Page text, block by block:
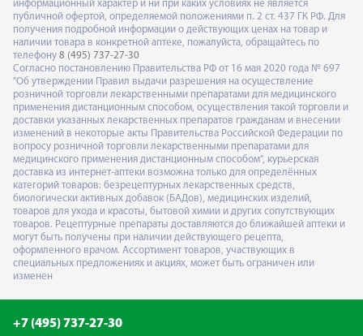
информационный характер и ни при каких условиях не является
публичной офертой, определяемой положениями п. 2 ст. 437 ГК РФ. Для
получения подробной информации о действующих ценах на товар и
наличии товара в конкретной аптеке, пожалуйста, обращайтесь по
телефону 8 (495) 737-27-30
Согласно постановлению Правительства РФ от 16 мая 2020 года № 697
"Об утверждении Правил выдачи разрешения на осуществление
розничной торговли лекарственными препаратами для медицинского
применения дистанционным способом, осуществления такой торговли и
доставки указанных лекарственных препаратов гражданам и внесении
изменений в некоторые акты Правительства Российской Федерации по
вопросу розничной торговли лекарственными препаратами для
медицинского применения дистанционным способом", курьерская
доставка из интернет-аптеки возможна только для определённых
категорий товаров: безрецептурных лекарственных средств,
биологически активных добавок (БАДов), медицинских изделий,
товаров для ухода и красоты, бытовой химии и других сопутствующих
товаров. Рецептурные препараты доставляются до ближайшей аптеки и
могут быть получены при наличии действующего рецепта,
оформленного врачом. Ассортимент товаров, участвующих в
специальных предложениях и акциях, может быть ограничен или
изменен
+7 (495) 737-27-30